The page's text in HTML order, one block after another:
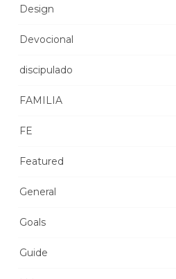
Design
Devocional
discipulado
FAMILIA
FE
Featured
General
Goals
Guide